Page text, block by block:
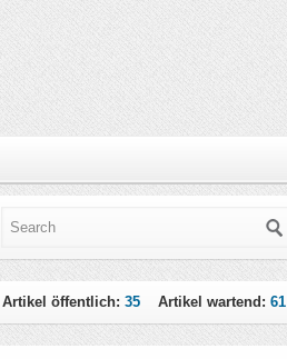
Artikel öffentlich: 35Artikel wartend: 61